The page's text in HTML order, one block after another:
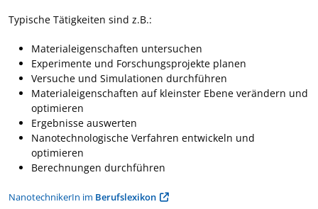
Typische Tätigkeiten sind z.B.:
Materialeigenschaften untersuchen
Experimente und Forschungsprojekte planen
Versuche und Simulationen durchführen
Materialeigenschaften auf kleinster Ebene verändern und
optimieren
Ergebnisse auswerten
Nanotechnologische Verfahren entwickeln und
optimieren
Berechnungen durchführen
NanotechnikerIn im Berufslexikon